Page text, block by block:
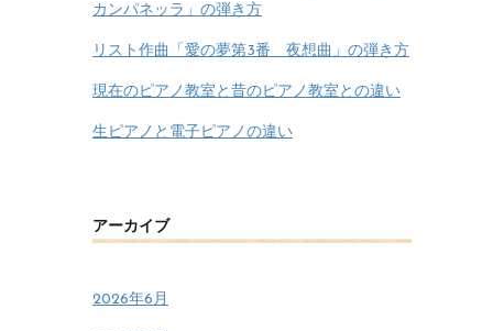
カンパネッラ」の弾き方
リスト作曲「愛の夢第3番 夜想曲」の弾き方
現在のピアノ教室と昔のピアノ教室との違い
生ピアノと電子ピアノの違い
アーカイブ
2026年6月